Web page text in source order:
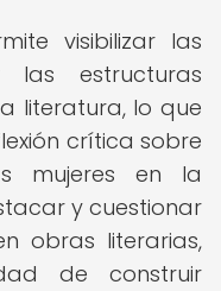
visibilizar las
estructuras
literatura, lo que
crítica sobre
mujeres en la
y cuestionar
obras literarias,
de construir